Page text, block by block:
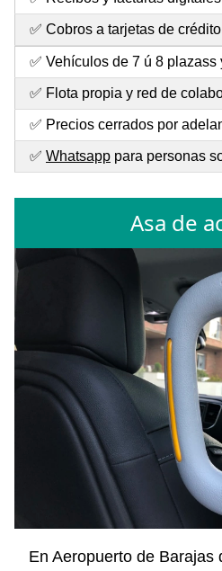
✅ Cobros a tarjetas de
✅ Vehículos de 7 ú 8 plazass
✅ Flota propia y red de
✅ Precios cerrados por
✅ Whatsapp para personas
Asa de
En Aeropuerto de Barajas